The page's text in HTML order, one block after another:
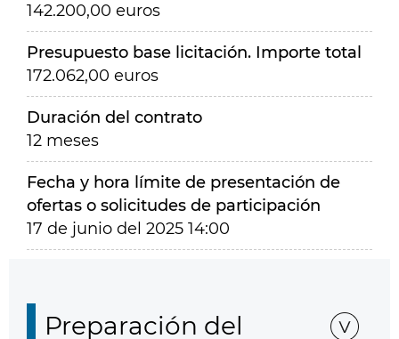
142.200,00 euros
Presupuesto base licitación. Importe total
172.062,00 euros
Duración del contrato
12 meses
Fecha y hora límite de presentación de
ofertas o solicitudes de participación
17 de junio del 2025 14:00
Preparación del